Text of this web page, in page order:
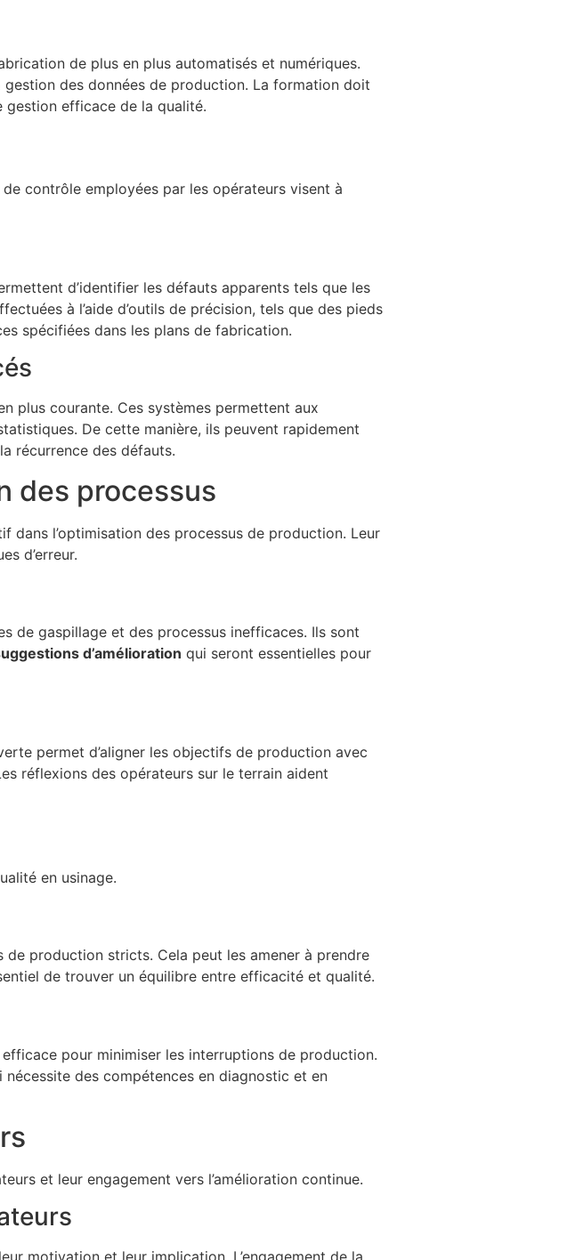
de plus en plus automatisés et numériques.
des données de production. La formation doit
gestion efficace de la qualité.
contrôle employées par les opérateurs visent à
d’identifier les défauts apparents tels que les
à l’aide d’outils de précision, tels que des pieds
spécifiées dans les plans de fabrication.
plus courante. Ces systèmes permettent aux
De cette manière, ils peuvent rapidement
récurrence des défauts.
des processus
dans l’optimisation des processus de production. Leur
d’erreur.
de gaspillage et des processus inefficaces. Ils sont
d’amélioration qui seront essentielles pour
permet d’aligner les objectifs de production avec
réflexions des opérateurs sur le terrain aident
en usinage.
de production stricts. Cela peut les amener à prendre
de trouver un équilibre entre efficacité et qualité.
pour minimiser les interruptions de production.
des compétences en diagnostic et en
et leur engagement vers l’amélioration continue.